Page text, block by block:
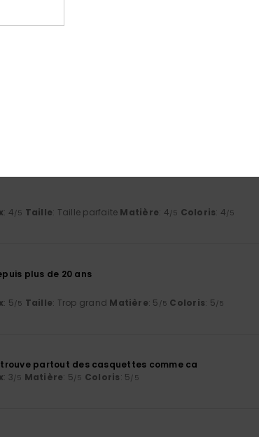
: 4/5 Taille: Taille parfaite Matière: 4/5 Coloris: 4/5
plus de 20 ans
: 5/5 Taille: Trop grand Matière: 5 /5 Coloris: 5/5
partout des casquettes comme ca
: 3/5 Matière: 5/5 Coloris: 5/5